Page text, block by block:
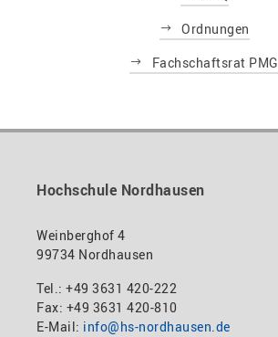
Ordnungen
Fachschaftsrat PMG
Hochschule Nordhausen
Weinberghof 4
99734 Nordhausen
Tel.: +49 3631 420-222
Fax: +49 3631 420-810
E-Mail: info@hs-nordhausen.de